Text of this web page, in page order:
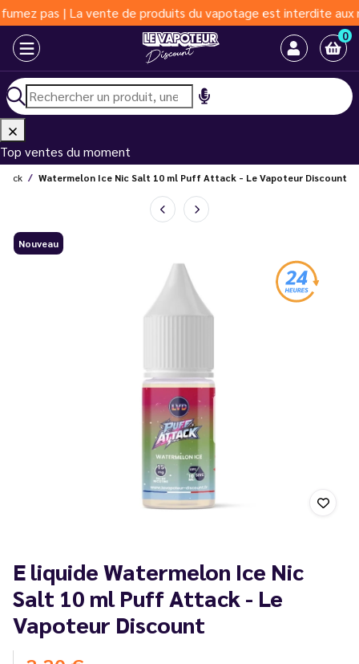
pas | La vente de produits du vapotage est interdite aux
0
Top ventes du moment
Watermelon Ice Nic Salt 10 ml Puff Attack - Le Vapoteur Discount
Nouveau
E liquide Watermelon Ice Nic
Salt 10 ml Puff Attack - Le
Vapoteur Discount